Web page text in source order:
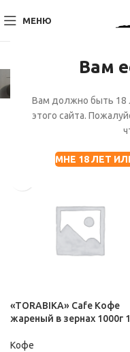
Вам
Вам должно быть 18
этого сайта.
МНЕ 18 ЛЕТ
МЕНЮ
Отображение 25–48 из
Показать боковую
«TORABIKA» Cafe Кофе
жареный в зернах 1000г
Кофе